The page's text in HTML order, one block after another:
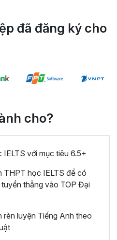
đã đăng ký cho
cho?
với mục tiêu 6.5+
THPT học IELTS để có
thẳng vào TOP Đại
rèn luyện Tiếng Anh theo